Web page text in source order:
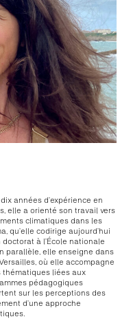
années d’expérience en
elle a orienté son travail vers
climatiques dans les
qu’elle codirige aujourd’hui
à l’École nationale
parallèle, elle enseigne dans
où elle accompagne
thématiques liées aux
pédagogiques
sur les perceptions des
d’une approche